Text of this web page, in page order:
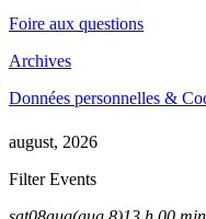
Foire aux questions
Archives
Données personnelles &
august, 2026
Filter Events